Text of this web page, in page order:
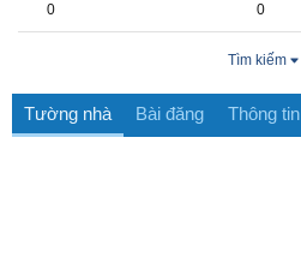
0 0
Tìm kiếm
Tường nhà Bài đăng Thông tin